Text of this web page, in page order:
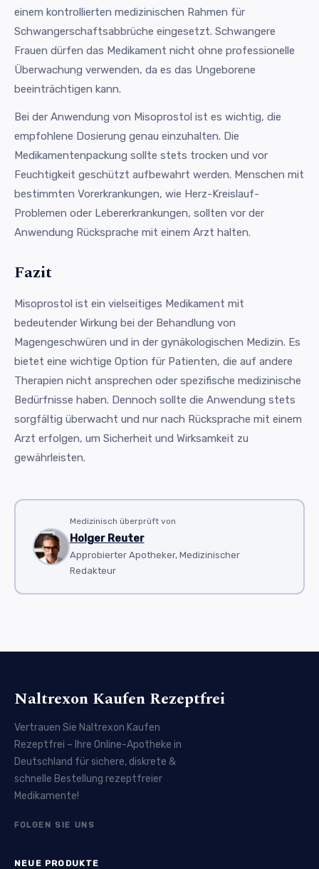
einem kontrollierten medizinischen Rahmen für
Schwangerschaftsabbrüche eingesetzt. Schwangere
Frauen dürfen das Medikament nicht ohne professionelle
Überwachung verwenden, da es das Ungeborene
beeinträchtigen kann.
Bei der Anwendung von Misoprostol ist es wichtig, die
empfohlene Dosierung genau einzuhalten. Die
Medikamentenpackung sollte stets trocken und vor
Feuchtigkeit geschützt aufbewahrt werden. Menschen mit
bestimmten Vorerkrankungen, wie Herz-Kreislauf-
Problemen oder Lebererkrankungen, sollten vor der
Anwendung Rücksprache mit einem Arzt halten.
Fazit
Misoprostol ist ein vielseitiges Medikament mit
bedeutender Wirkung bei der Behandlung von
Magengeschwüren und in der gynäkologischen Medizin. Es
bietet eine wichtige Option für Patienten, die auf andere
Therapien nicht ansprechen oder spezifische medizinische
Bedürfnisse haben. Dennoch sollte die Anwendung stets
sorgfältig überwacht und nur nach Rücksprache mit einem
Arzt erfolgen, um Sicherheit und Wirksamkeit zu
gewährleisten.
Medizinisch überprüft von
Holger Reuter
Approbierter Apotheker, Medizinischer
Redakteur
Naltrexon Kaufen Rezeptfrei
Vertrauen Sie Naltrexon Kaufen
Rezeptfrei – Ihre Online-Apotheke in
Deutschland für sichere, diskrete &
schnelle Bestellung rezeptfreier
Medikamente!
FOLGEN SIE UNS
NEUE PRODUKTE